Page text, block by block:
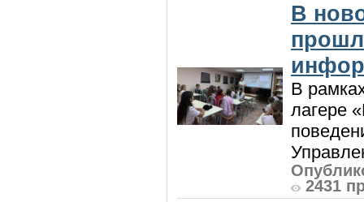
В
В
лагере
2431